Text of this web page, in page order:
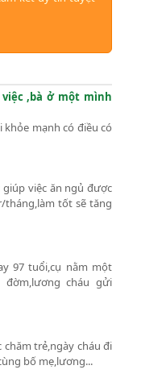
,bà ở một mình
mạnh có điều có
giúp việc ăn ngủ được
tháng,làm tốt sẽ tăng
97 tuổi,cụ nằm một
cháu gửi
chăm trẻ,ngày cháu đi
bố mẹ,lương...